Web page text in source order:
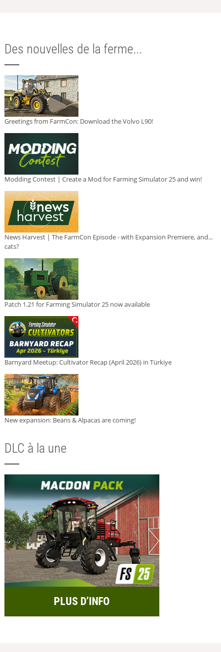
Des nouvelles de la ferme...
Greetings from FarmCon: Download the Volvo L90!
Modding Contest | Create a Mod for Farming Simulator 25 and win!
News Harvest | The FarmCon Episode - with Expansion Premiere, and...
cats?
Patch 1.21 for Farming Simulator 25 now available
Barnyard Meetup: Cultivator Recap (April 2026) in Türkiye
New expansion: Beans & Alpacas are coming!
DLC à la une
PLUS D’INFO